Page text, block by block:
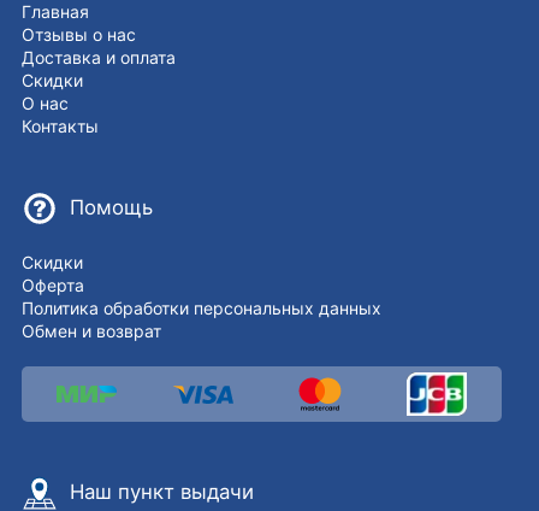
Главная
Отзывы о нас
Доставка и оплата
Скидки
О нас
Контакты
Помощь
Скидки
Оферта
Политика обработки персональных данных
Обмен и возврат
Наш пункт выдачи